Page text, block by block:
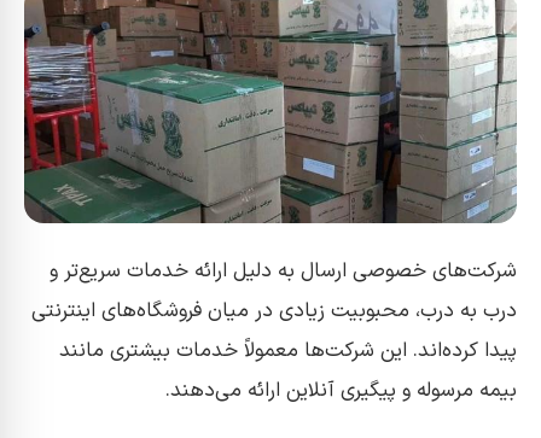
شرکت‌های خصوصی ارسال به دلیل ارائه خدمات سریع‌تر و
درب به درب، محبوبیت زیادی در میان فروشگاه‌های اینترنتی
پیدا کرده‌اند. این شرکت‌ها معمولاً خدمات بیشتری مانند
بیمه مرسوله و پیگیری آنلاین ارائه می‌دهند.